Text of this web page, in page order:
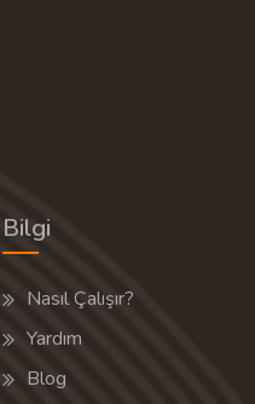
Bilgi
Nasıl Çalışır?
Yardım
Blog